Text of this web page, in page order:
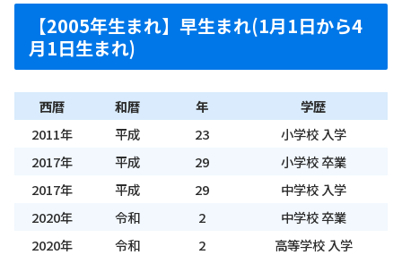
【2005年生まれ】早生まれ(1月1日から4
月1日生まれ)
西暦 和暦 年
学歴
2011年
平成 23
小学校 入学
2017年
平成 29
小学校 卒業
2017年
平成 29
中学校 入学
2020年
令和 2
中学校 卒業
2020年
令和 2
高等学校 入学